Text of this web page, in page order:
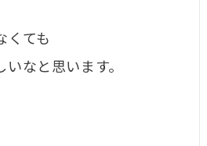
くても
なと思います。